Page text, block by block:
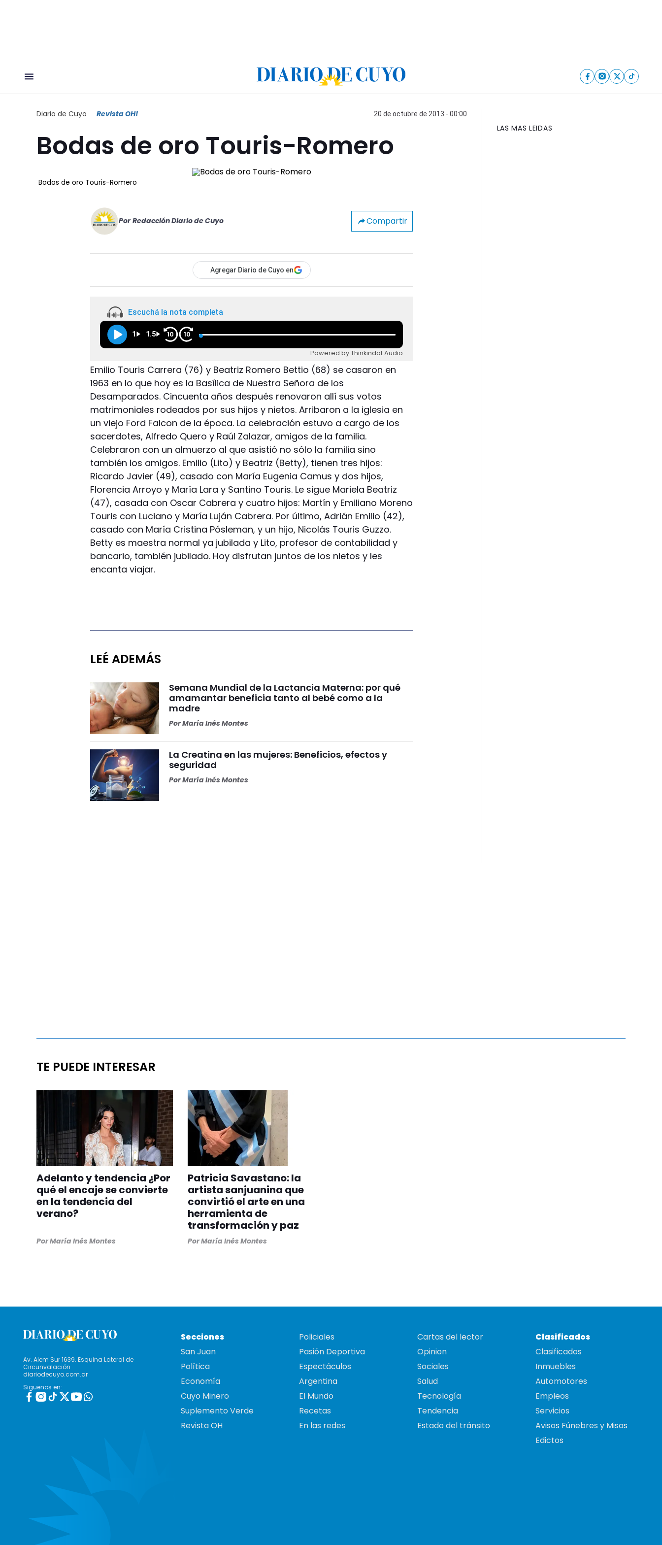
Diario de Cuyo Revista OH! 20 de octubre de 2013 - 00:00
Bodas de oro Touris-Romero
Bodas de oro Touris-Romero
Por Redacción Diario de Cuyo Compartir
Agregar Diario de Cuyo en
Escuchá la nota completa
1 1.5 10 10
Powered by Thinkindot Audio
Emilio Touris Carrera (76) y Beatriz Romero Bettio (68) se casaron en
1963 en lo que hoy es la Basílica de Nuestra Señora de los
Desamparados. Cincuenta años después renovaron allí sus votos
matrimoniales rodeados por sus hijos y nietos. Arribaron a la iglesia en
un viejo Ford Falcon de la época. La celebración estuvo a cargo de los
sacerdotes, Alfredo Quero y Raúl Zalazar, amigos de la familia.
Celebraron con un almuerzo al que asistió no sólo la familia sino
también los amigos. Emilio (Lito) y Beatriz (Betty), tienen tres hijos:
Ricardo Javier (49), casado con María Eugenia Camus y dos hijos,
Florencia Arroyo y María Lara y Santino Touris. Le sigue Mariela Beatriz
(47), casada con Oscar Cabrera y cuatro hijos: Martín y Emiliano Moreno
Touris con Luciano y María Luján Cabrera. Por último, Adrián Emilio (42),
casado con María Cristina Pósleman, y un hijo, Nicolás Touris Guzzo.
Betty es maestra normal ya jubilada y Lito, profesor de contabilidad y
bancario, también jubilado. Hoy disfrutan juntos de los nietos y les
encanta viajar.
LEÉ ADEMÁS
Semana Mundial de la Lactancia Materna: por qué
amamantar beneficia tanto al bebé como a la
madre
PorMaría Inés Montes
La Creatina en las mujeres: Beneficios, efectos y
seguridad
PorMaría Inés Montes
LAS MAS LEIDAS
TE PUEDE INTERESAR
Adelanto y tendencia ¿Por
qué el encaje se convierte
en la tendencia del
verano?
PorMaría Inés Montes
Patricia Savastano: la
artista sanjuanina que
convirtió el arte en una
herramienta de
transformación y paz
PorMaría Inés Montes
Av. Alem Sur 1639. Esquina Lateral de
Circunvalación
diariodecuyo.com.ar
Siguenos en:
Secciones
San Juan
Política
Economía
Cuyo Minero
Suplemento Verde
Revista OH
Policiales
Pasión Deportiva
Espectáculos
Argentina
El Mundo
Recetas
En las redes
Cartas del lector
Opinion
Sociales
Salud
Tecnología
Tendencia
Estado del tránsito
Clasificados
Clasificados
Inmuebles
Automotores
Empleos
Servicios
Avisos Fúnebres y Misas
Edictos